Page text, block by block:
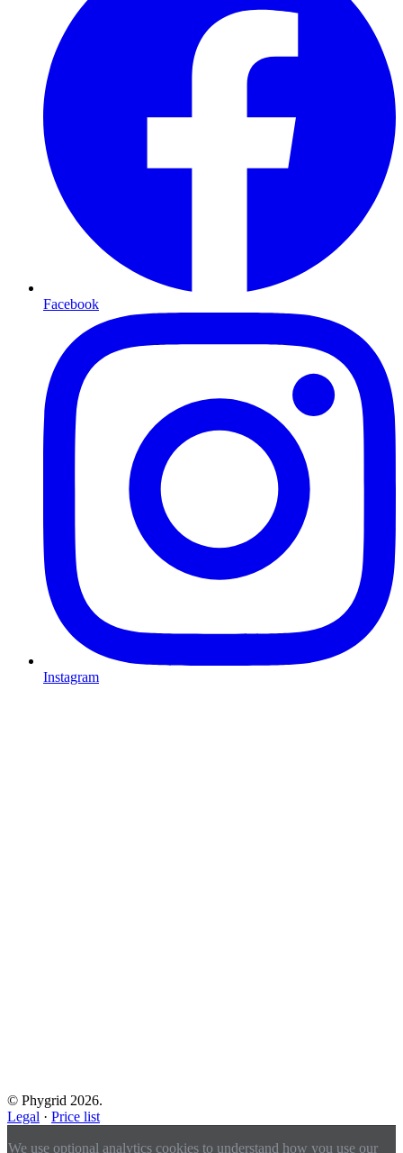
Facebook
Instagram
© Phygrid 2026.
Legal · Price list
We use optional analytics cookies to understand how you use our